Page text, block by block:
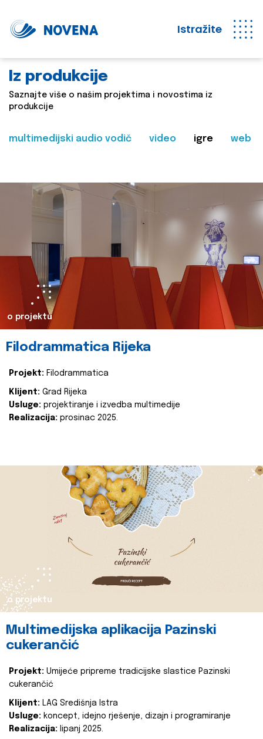
Istražite
Iz produkcije
Saznajte više o našim projektima i novostima iz
produkcije
multimedijski audio vodič video igre web
o projektu
Filodrammatica Rijeka
Projekt: Filodrammatica
Klijent: Grad Rijeka
Usluge: projektiranje i izvedba multimedije
Realizacija: prosinac 2025.
o projektu
Multimedijska aplikacija Pazinski
cukerančić
Projekt: Umijeće pripreme tradicijske slastice Pazinski
cukerančić
Klijent: LAG Središnja Istra
Usluge: koncept, idejno rješenje, dizajn i programiranje
Realizacija: lipanj 2025.